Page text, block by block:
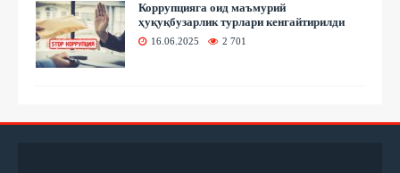
Коррупцияга оид маъмурий
ҳуқуқбузарлик турлари кенгайтирилди
16.06.2025 2 701